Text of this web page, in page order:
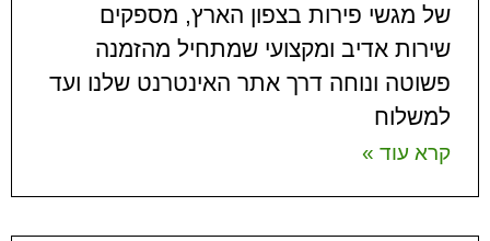
של מגשי פירות בצפון הארץ, מספקים
שירות אדיב ומקצועי שמתחיל מהזמנה
פשוטה ונוחה דרך אתר האינטרנט שלנו ועד
למשלוח
קרא עוד »